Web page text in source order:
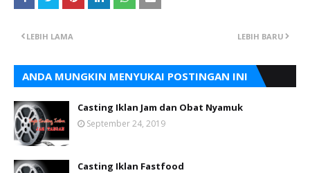
LEBIH BARU
LEBIH LAMA
ANDA MUNGKIN MENYUKAI POSTINGAN INI
Casting Iklan Jam dan Obat Nyamuk
September 24, 2019
Casting Iklan Fastfood